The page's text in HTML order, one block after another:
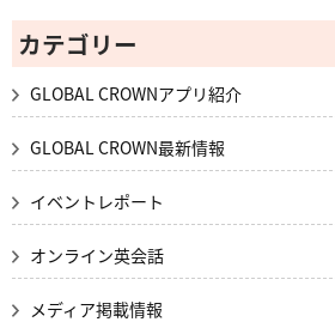
カテゴリー
GLOBAL CROWNアプリ紹介
GLOBAL CROWN最新情報
イベントレポート
オンライン英会話
メディア掲載情報